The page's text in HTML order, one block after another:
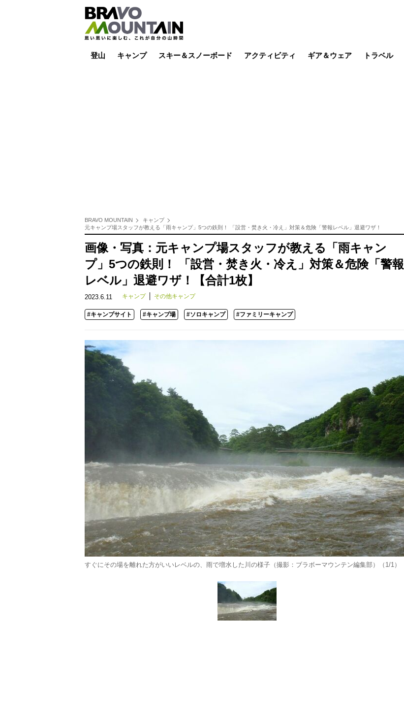
登山 キャンプ スキー＆スノーボード アクティビティ ギア＆ウェア トラベル
BRAVO MOUNTAIN
キャンプ
元キャンプ場スタッフが教える「雨キャンプ」5つの鉄則！ 「設営・焚き火・冷え」対策＆危険「警報レベル」退避ワザ！
画像・写真：元キャンプ場スタッフが教える「雨キャン
プ」5つの鉄則！ 「設営・焚き火・冷え」対策＆危険「警報
レベル」退避ワザ！【合計1枚】
2023.6.11 キャンプ その他キャンプ
#キャンプサイト #キャンプ場 #ソロキャンプ #ファミリーキャンプ
すぐにその場を離れた方がいいレベルの、雨で増水した川の様子（撮影：ブラボーマウンテン編集部）（1/1）